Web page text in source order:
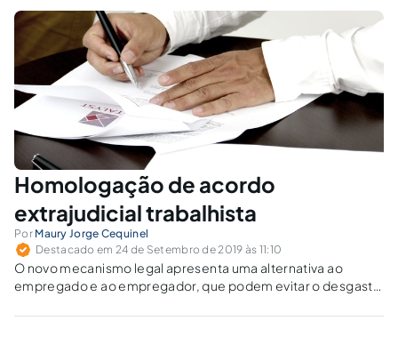
Homologação de acordo
extrajudicial trabalhista
Por Maury Jorge Cequinel
Destacado em 24 de Setembro de 2019 às 11:10
O novo mecanismo legal apresenta uma alternativa ao
empregado e ao empregador, que podem evitar o desgaste
chancela judicial sobre o que foi combinado.